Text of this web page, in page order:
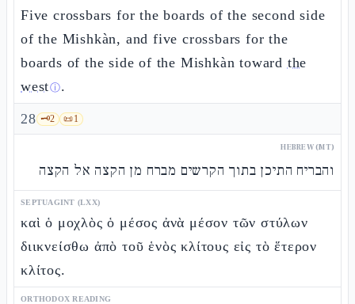
Five crossbars for the boards of the second side
of the Mishkàn, and five crossbars for the
boards of the side of the Mishkàn toward the
westⓘ.
28 🗝️2 📜1
HEBREW (MT)
והבריח התיכן בתוך הקרשים מברח מן הקצה אל הקצה
SEPTUAGINT (LXX)
καὶ ὁ μοχλὸς ὁ μέσος ἀνὰ μέσον τῶν στύλων
διικνείσθω ἀπὸ τοῦ ἑνὸς κλίτους εἰς τὸ ἕτερον
κλίτος.
ORTHODOX READING